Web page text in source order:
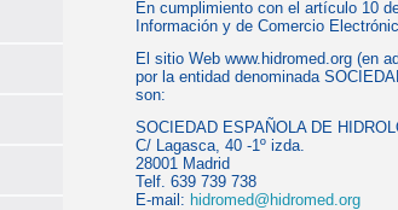
En cumplimiento con el artículo 10
Información y de Comercio
El sitio Web www.hidromed.org (en
por la entidad denominada
son:
SOCIEDAD ESPAÑOLA DE
C/ Lagasca, 40 -1º izda.
28001 Madrid
Telf. 639 739 738
E-mail: hidromed@hidromed.org